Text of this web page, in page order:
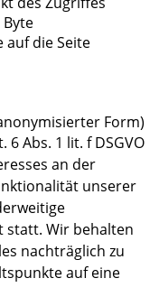
auf die Seite
Form)
Abs. 1 lit. f DSGVO
an der
unserer
statt. Wir behalten
nachträglich zu
auf eine